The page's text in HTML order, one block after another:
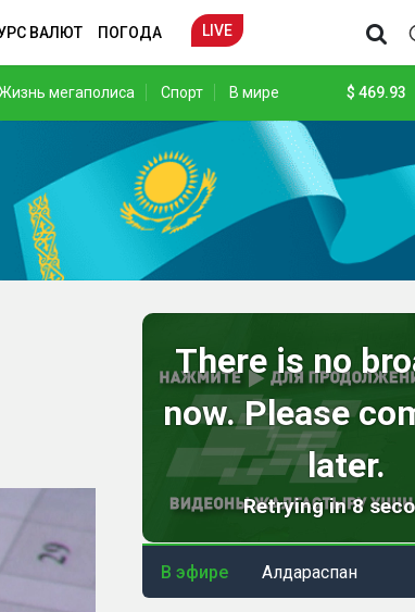
ВАЛЮТ ПОГОДА LIVE
мегаполиса Спорт В мире $ 469.93
В эфире Алдараспан